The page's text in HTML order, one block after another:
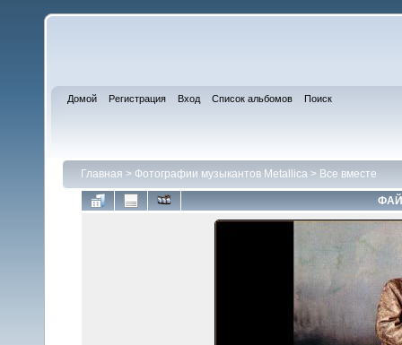
Домой Регистрация Вход Список альбомов Поиск
Главная > Фотографии музыкантов Metallica > Все вместе